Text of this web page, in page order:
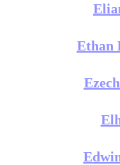
Ethan